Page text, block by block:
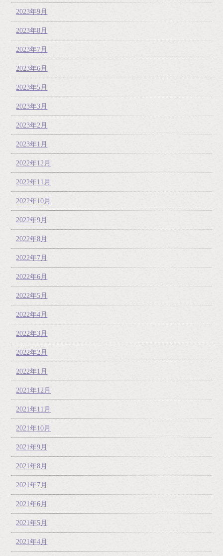
2023年9月
2023年8月
2023年7月
2023年6月
2023年5月
2023年3月
2023年2月
2023年1月
2022年12月
2022年11月
2022年10月
2022年9月
2022年8月
2022年7月
2022年6月
2022年5月
2022年4月
2022年3月
2022年2月
2022年1月
2021年12月
2021年11月
2021年10月
2021年9月
2021年8月
2021年7月
2021年6月
2021年5月
2021年4月